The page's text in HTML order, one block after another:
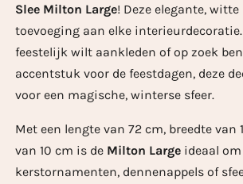
Slee Milton Large! Deze elegante,
toevoeging aan elke
feestelijk wilt aankleden of op zoek
accentstuk voor de feestdagen, deze
voor een magische, winterse sfeer.
Met een lengte van 72 cm, breedte van
van 10 cm is de Milton Large ideaal
kerstornamenten, dennenappels of